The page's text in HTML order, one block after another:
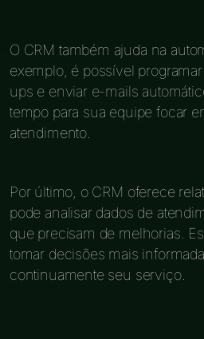
O CRM também ajuda na
exemplo, é possível
ups e enviar e-mails
tempo para sua equipe focar
atendimento.
Por último, o CRM oferece
pode analisar dados de
que precisam de melhorias.
tomar decisões mais
continuamente seu serviço.